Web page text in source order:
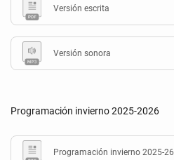
Versión escrita
Versión sonora
Programación invierno 2025-2026
Programación invierno 2025-26